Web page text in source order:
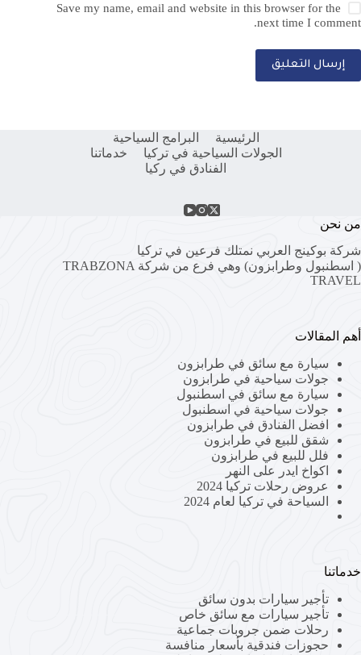
Save my name, email and website in this browser for the
next time I comment.
إرسال التعليق
الرئيسية
البرامج السياحية
الجولات السياحية في تركيا
خدماتنا
الفنادق في ركيا
من نحن
شركة بوكينج العربي نمتلك فرعين في تركيا
( اسطنبول وطرابزون) وهي فرع من شركةTRABZONA
TRAVEL
أهم المقالات
سيارة مع سائق في طرابزون
جولات سياحية في طرابزون
سيارة مع سائق في اسطنبول
جولات سياحية في اسطنبول
افضل الفنادق في طرابزون
شقق للبيع في طرابزون
فلل للبيع في طرابزون
اكواخ ايدر على النهر
عروض رحلات تركيا 2024
السياحة في تركيا لعام 2024
خدماتنا
تأجير سيارات بدون سائق
تأجير سيارات مع سائق خاص
رحلات ضمن جروبات جماعية
حجوزات فندقية بأسعار منافسة